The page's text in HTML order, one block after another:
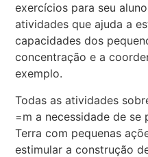
exercícios para seu
atividades que ajuda a
capacidades dos
concentração e a
exemplo.
Todas as atividades
=m a necessidade de se
Terra com pequenas
estimular a construção